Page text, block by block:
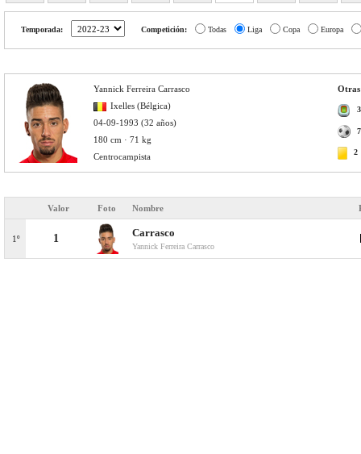
Temporada: Competición: Todas Liga Copa Europa
Otras
7
2
Yannick Ferreira Carrasco
Ixelles (Bélgica)
04-09-1993 (32 años)
180 cm · 71 kg
Centrocampista
Valor Foto Nombre
1º 1 Carrasco
Yannick Ferreira Carrasco